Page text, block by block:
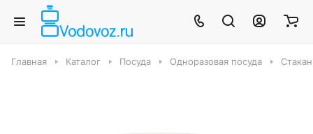
Главная Каталог Посуда Одноразовая посуда